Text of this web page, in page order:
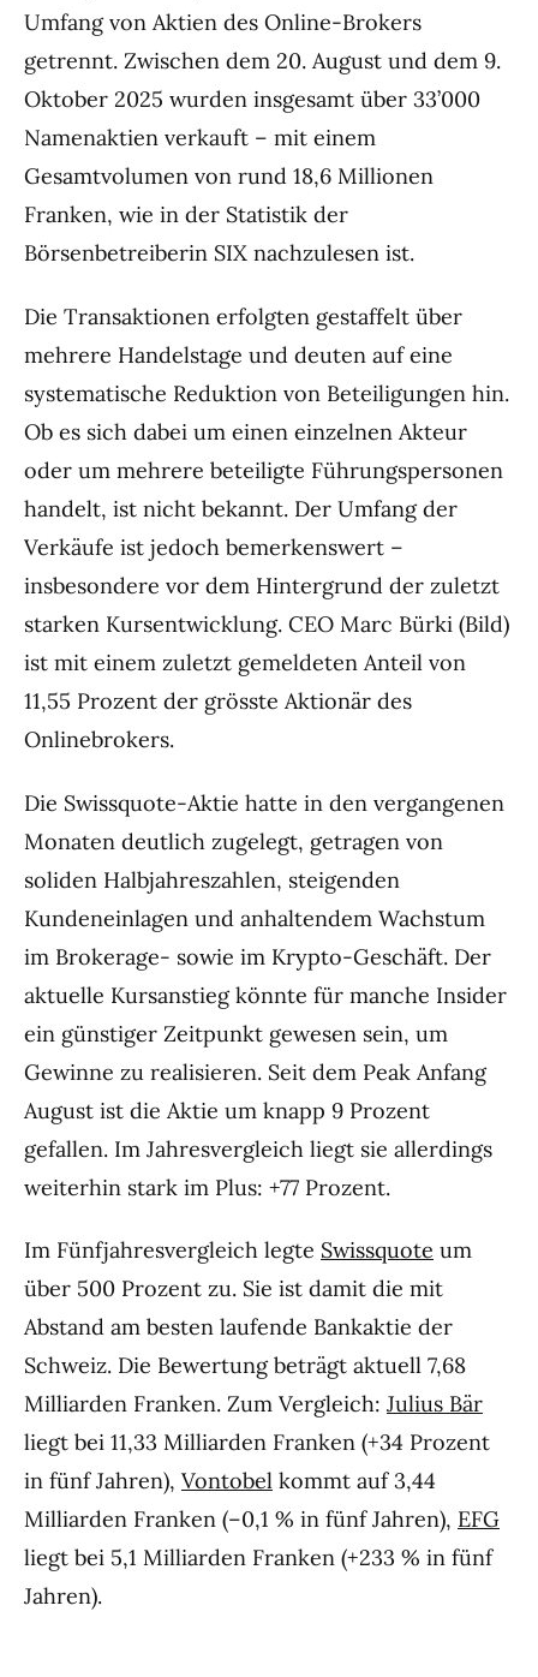
Umfang von Aktien des Online-Brokers
getrennt. Zwischen dem 20. August und dem 9.
Oktober 2025 wurden insgesamt über 33’000
Namenaktien verkauft – mit einem
Gesamtvolumen von rund 18,6 Millionen
Franken, wie in der Statistik der
Börsenbetreiberin SIX nachzulesen ist.
Die Transaktionen erfolgten gestaffelt über
mehrere Handelstage und deuten auf eine
systematische Reduktion von Beteiligungen hin.
Ob es sich dabei um einen einzelnen Akteur
oder um mehrere beteiligte Führungspersonen
handelt, ist nicht bekannt. Der Umfang der
Verkäufe ist jedoch bemerkenswert –
insbesondere vor dem Hintergrund der zuletzt
starken Kursentwicklung. CEO Marc Bürki (Bild)
ist mit einem zuletzt gemeldeten Anteil von
11,55 Prozent der grösste Aktionär des
Onlinebrokers.
Die Swissquote-Aktie hatte in den vergangenen
Monaten deutlich zugelegt, getragen von
soliden Halbjahreszahlen, steigenden
Kundeneinlagen und anhaltendem Wachstum
im Brokerage- sowie im Krypto-Geschäft. Der
aktuelle Kursanstieg könnte für manche Insider
ein günstiger Zeitpunkt gewesen sein, um
Gewinne zu realisieren. Seit dem Peak Anfang
August ist die Aktie um knapp 9 Prozent
gefallen. Im Jahresvergleich liegt sie allerdings
weiterhin stark im Plus: +77 Prozent.
Im Fünfjahresvergleich legte Swissquote um
über 500 Prozent zu. Sie ist damit die mit
Abstand am besten laufende Bankaktie der
Schweiz. Die Bewertung beträgt aktuell 7,68
Milliarden Franken. Zum Vergleich: Julius Bär
liegt bei 11,33 Milliarden Franken (+34 Prozent
in fünf Jahren), Vontobel kommt auf 3,44
Milliarden Franken (–0,1 % in fünf Jahren), EFG
liegt bei 5,1 Milliarden Franken (+233 % in fünf
Jahren).